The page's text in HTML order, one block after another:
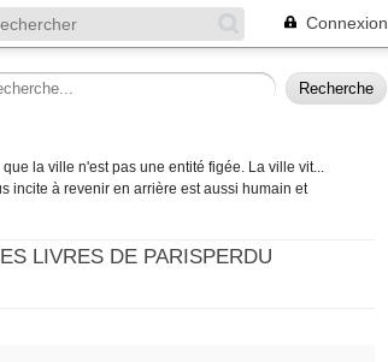
Connexion
la ville n'est pas une entité figée. La ville vit...
incite à revenir en arrière est aussi humain et
LIVRES DE PARISPERDU